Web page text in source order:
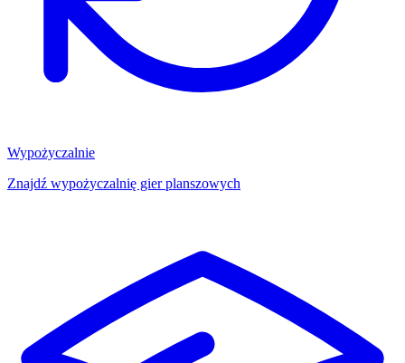
Wypożyczalnie
Znajdź wypożyczalnię gier planszowych